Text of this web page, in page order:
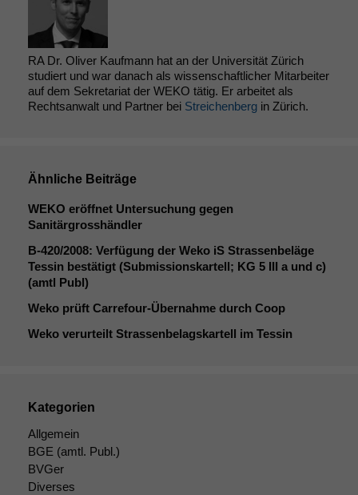
RA Dr. Oliver Kaufmann hat an der Universität Zürich
studiert und war danach als wissenschaftlicher Mitarbeiter
auf dem Sekretariat der WEKO tätig. Er arbeitet als
Rechtsanwalt und Partner bei Streichenberg in Zürich.
Ähnliche Beiträge
WEKO eröffnet Untersuchung gegen
Sanitärgrosshändler
B‑420/2008: Verfügung der Weko iS Strassenbeläge
Tessin bestätigt (Submissionskartell; KG 5 III a und c)
(amtl Publ)
Weko prüft Carrefour-Übernahme durch Coop
Weko verurteilt Strassenbelagskartell im Tessin
Kategorien
Allgemein
BGE (amtl. Publ.)
BVGer
Diverses